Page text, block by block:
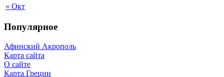
« Окт
Популярное
Афинский Акрополь
Карта сайта
О сайте
Карта Греции